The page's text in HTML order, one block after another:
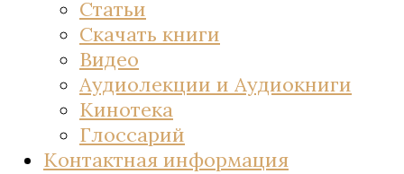
Статьи
Скачать книги
Видео
Аудиолекции и Аудиокниги
Кинотека
Глоссарий
Контактная информация